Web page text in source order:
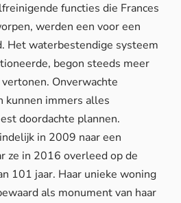
functies die Frances
werden een voor een
Het waterbestendige systeem
begon steeds meer
Onverwachte
kunnen immers alles
doordachte plannen.
in 2009 naar een
ze in 2016 overleed op de
101 jaar. Haar unieke woning
als monument van haar